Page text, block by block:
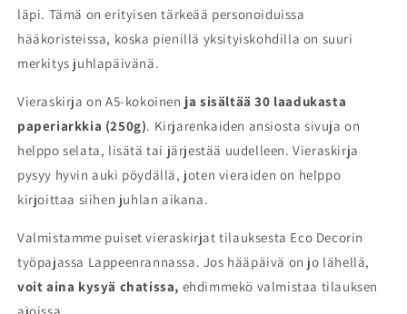
läpi. Tämä on erityisen tärkeää personoiduissa
hääkoristeissa, koska pienillä yksityiskohdilla on suuri
merkitys juhlapäivänä.
Vieraskirja on A5-kokoinen ja sisältää 30 laadukasta
paperiarkkia (250g). Kirjarenkaiden ansiosta sivuja on
helppo selata, lisätä tai järjestää uudelleen. Vieraskirja
pysyy hyvin auki pöydällä, joten vieraiden on helppo
kirjoittaa siihen juhlan aikana.
Valmistamme puiset vieraskirjat tilauksesta Eco Decorin
työpajassa Lappeenrannassa. Jos hääpäivä on jo lähellä,
voit aina kysyä chatissa, ehdimmekö valmistaa tilauksen